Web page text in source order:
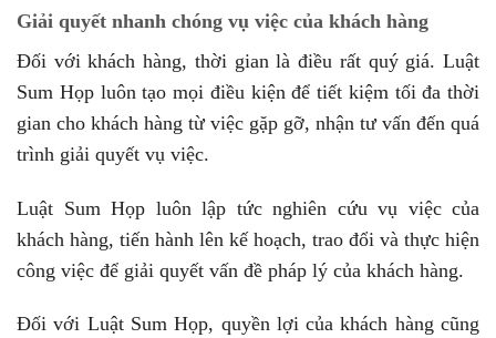
Giải quyết nhanh chóng vụ việc của khách hàng
Đối với khách hàng, thời gian là điều rất quý giá. Luật
Sum Họp luôn tạo mọi điều kiện để tiết kiệm tối đa thời
gian cho khách hàng từ việc gặp gỡ, nhận tư vấn đến quá
trình giải quyết vụ việc.
Luật Sum Họp luôn lập tức nghiên cứu vụ việc của
khách hàng, tiến hành lên kế hoạch, trao đổi và thực hiện
công việc để giải quyết vấn đề pháp lý của khách hàng.
Đối với Luật Sum Họp, quyền lợi của khách hàng cũng